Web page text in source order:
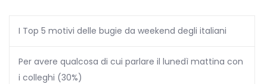
I Top 5 motivi delle bugie da weekend degli italiani
Per avere qualcosa di cui parlare il lunedì mattina con
i colleghi (30%)